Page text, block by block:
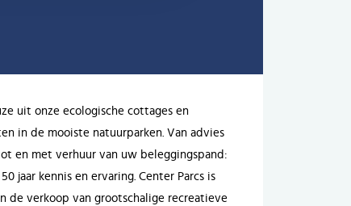
uit onze ecologische cottages en
in de mooiste natuurparken. Van advies
en met verhuur van uw beleggingspand:
jaar kennis en ervaring. Center Parcs is
de verkoop van grootschalige recreatieve